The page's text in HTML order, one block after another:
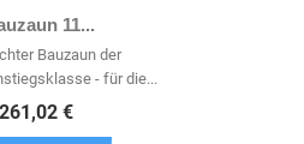
11...
Bauzaun der
- für die...
€